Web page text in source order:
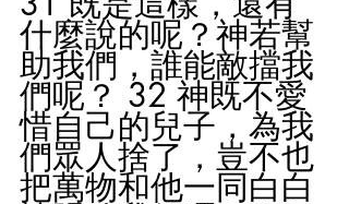
什麼說的呢？神若幫
助我們，誰能敵擋我
們呢？ 32 神既不愛
惜自己的兒子，為我
們眾人捨了，豈不也
把萬物和他一同白白